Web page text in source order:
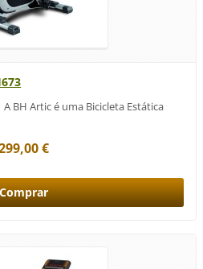
BH Artic é uma Bicicleta Estática
€